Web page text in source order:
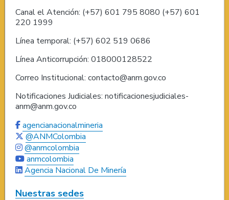
Canal el Atención: (+57) 601 795 8080 (+57) 601
220 1999
Línea temporal: (+57) 602 519 0686
Línea Anticorrupción: 018000128522
Correo Institucional: contacto@anm.gov.co
Notificaciones Judiciales: notificacionesjudiciales-
anm@anm.gov.co
agencianacionalmineria
@ANMColombia
@anmcolombia
anmcolombia
Agencia Nacional De Minería
Nuestras sedes